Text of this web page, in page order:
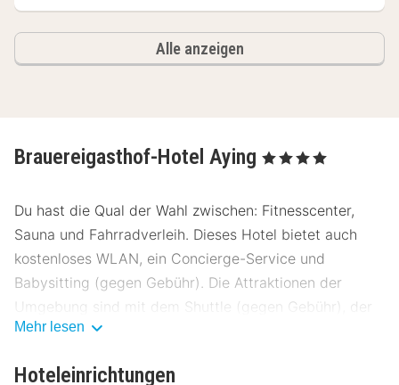
Alle anzeigen
Brauereigasthof-Hotel Aying , 4 Sterne
Du hast die Qual der Wahl zwischen: Fitnesscenter,
Sauna und Fahrradverleih. Dieses Hotel bietet auch
kostenloses WLAN, ein Concierge-Service und
Babysitting (gegen Gebühr). Die Attraktionen der
Umgebung sind mit dem Shuttle (gegen Gebühr), der
im Umkreis von 50 km fährt, in wenigen Minuten
Mehr lesen
Hoteleinrichtungen